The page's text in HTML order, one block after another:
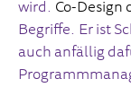
wird. Co-Design
Begriffe. Er ist
auch anfällig